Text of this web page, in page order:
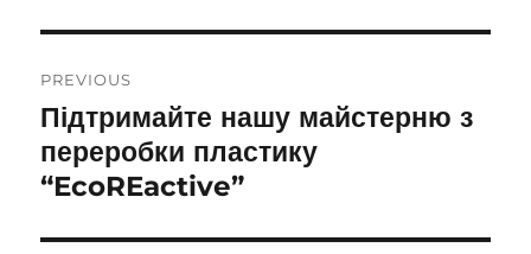
navigation
PREVIOUS
Previous
post:
Підтримайте нашу майстерню з
переробки пластику
“EcoREactive”